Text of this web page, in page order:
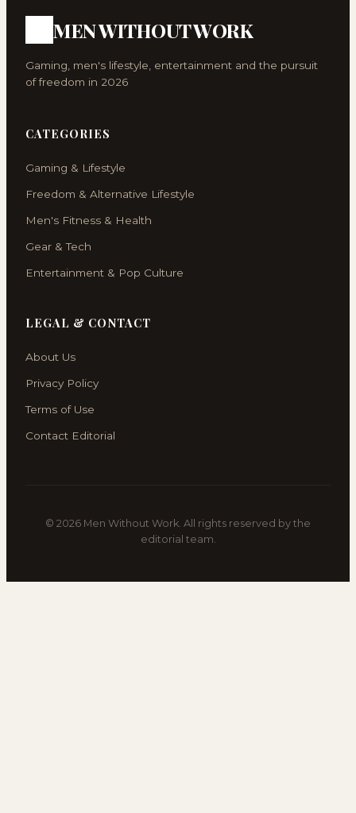
MEN WITHOUT WORK
Gaming, men's lifestyle, entertainment and the pursuit
of freedom in 2026
CATEGORIES
Gaming & Lifestyle
Freedom & Alternative Lifestyle
Men's Fitness & Health
Gear & Tech
Entertainment & Pop Culture
LEGAL & CONTACT
About Us
Privacy Policy
Terms of Use
Contact Editorial
© 2026 Men Without Work. All rights reserved by the
editorial team.